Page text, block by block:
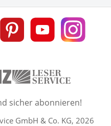
Lorenz
Leserservice
Lorenz
Leserservice
Lorenz
Lesefreude im Abo Jahre
sicher abonnieren!
GmbH & Co. KG, 2026